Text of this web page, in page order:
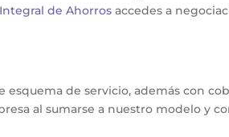
de Ahorros accedes a
de servicio, además con
al sumarse a nuestro modelo y